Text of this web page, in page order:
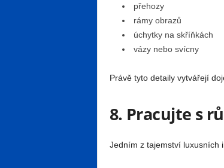
přehozy
rámy obrazů
úchytky na skříňkách
vázy nebo svícny
Právě tyto detaily vytvářejí
8. Pracujte s
Jedním z tajemství luxusních